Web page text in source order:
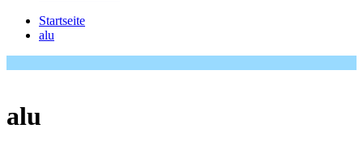
Startseite
alu
alu